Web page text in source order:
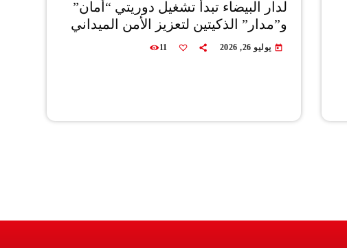
لدار البيضاء تبدأ تشغيل دوريتي “أمان”
و”مدار” الذكيتين لتعزيز الأمن الميداني
today يوليو 26, 2026 11